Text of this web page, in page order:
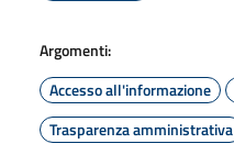
Argomenti:
Accesso all'informazione
Trasparenza amministrativa